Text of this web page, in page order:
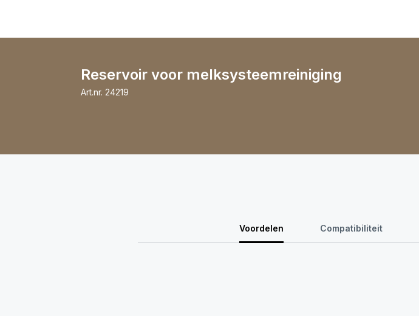
Reservoir voor melksysteemreiniging
Art.nr. 24219
Voordelen Compatibiliteit